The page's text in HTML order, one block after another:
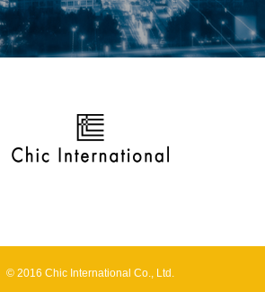
© 2016 Chic International Co., Ltd.